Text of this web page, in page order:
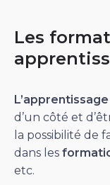
Les
L’apprentissage
d’un côté et
la possibilité de
dans les
etc.